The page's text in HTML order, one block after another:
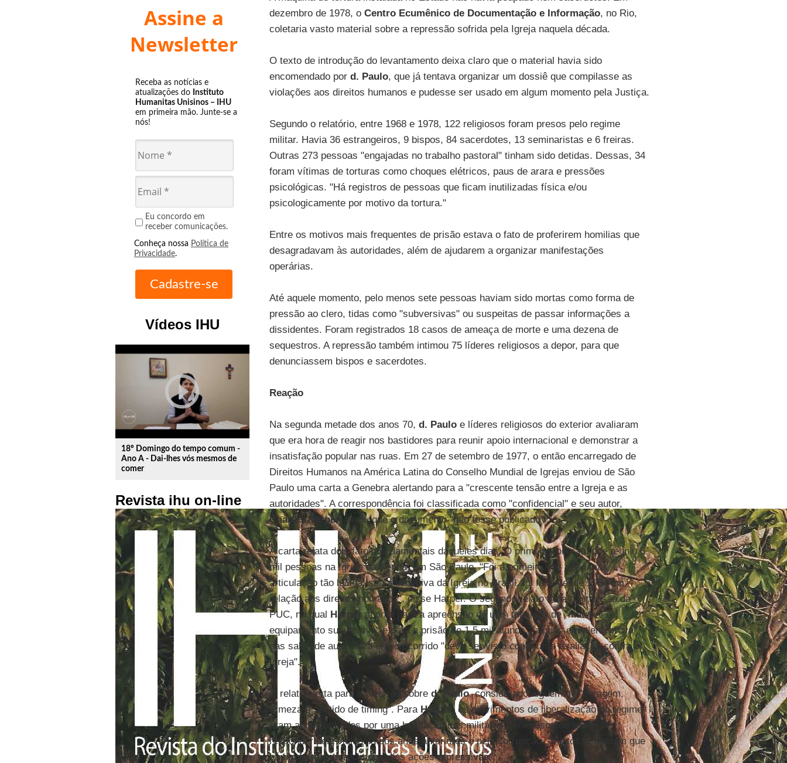
Assine a
Newsletter
Receba as notícias e
atualizações do Instituto
Humanitas Unisinos – IHU
em primeira mão. Junte-se a
nós!
Eu concordo em
receber comunicações.
Conheça nossa Política de
Privacidade.
Vídeos IHU
play_circle_outline
18º Domingo do tempo comum -
Ano A - Dai-lhes vós mesmos de
comer
Revista ihu on-line
dezembro de 1978, o Centro Ecumênico de Documentação e Informação, no Rio,
coletaria vasto material sobre a repressão sofrida pela Igreja naquela década.
O texto de introdução do levantamento deixa claro que o material havia sido
encomendado por d. Paulo, que já tentava organizar um dossiê que compilasse as
violações aos direitos humanos e pudesse ser usado em algum momento pela Justiça.
Segundo o relatório, entre 1968 e 1978, 122 religiosos foram presos pelo regime
militar. Havia 36 estrangeiros, 9 bispos, 84 sacerdotes, 13 seminaristas e 6 freiras.
Outras 273 pessoas "engajadas no trabalho pastoral" tinham sido detidas. Dessas, 34
foram vítimas de torturas como choques elétricos, paus de arara e pressões
psicológicas. "Há registros de pessoas que ficam inutilizadas física e/ou
psicologicamente por motivo da tortura."
Entre os motivos mais frequentes de prisão estava o fato de proferirem homilias que
desagradavam às autoridades, além de ajudarem a organizar manifestações
operárias.
Até aquele momento, pelo menos sete pessoas haviam sido mortas como forma de
pressão ao clero, tidas como "subversivas" ou suspeitas de passar informações a
dissidentes. Foram registrados 18 casos de ameaça de morte e uma dezena de
sequestros. A repressão também intimou 75 líderes religiosos a depor, para que
denunciassem bispos e sacerdotes.
Reação
Na segunda metade dos anos 70, d. Pauloe líderes religiosos do exterior avaliaram
que era hora de reagir nos bastidores para reunir apoio internacional e demonstrar a
insatisfação popular nas ruas. Em 27 de setembro de 1977, o então encarregado de
Direitos Humanos na América Latina do Conselho Mundial de Igrejas enviou de São
Paulo uma carta a Genebra alertando para a "crescente tensão entre a Igreja e as
autoridades". A correspondência foi classificada como "confidencial" e seu autor,
Charles Harper, pediu que o documento "não fosse publicado".
A carta relata dois fatos fundamentais daqueles dias. O primeiro foi o ato que reuniu 6
mil pessoas na Igreja da Penha, em São Paulo. "Foi a primeira vez que uma
articulação tão lúcida, sob a iniciativa da Igreja no Brasil, foi feita desde 1964 em
relação aos direitos humanos", disse Harper. O segundo relato trata da invasão da
PUC, no qual Harperaponta para a apreensão de uma tonelada de "material e
equipamento subversivo" e para a prisão de 1,5 mil alunos, "alguns em plena prova"
nas salas de aula. Para ele, o ocorrido "deve ser visto como uma retaliação contra a
Igreja".
O relato alerta para a pressão sobre d. Paulo, considerado alguém de "coragem,
firmeza e sentido de timing". Para Harper , os movimentos de liberalização do regime
eram acompanhados por uma hesitação dos militares, temerosos de terem de
responder pela violência dos anos anteriores e pela corrupção. "Muitos acreditam que
há um forte endurecimento das ações repressivas."